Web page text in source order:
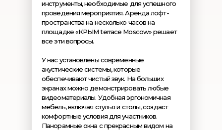
инструменты, необходимые для успешного
проведения мероприятия. Аренда лофт-
пространства на несколько часов на
площадке «КРЫМ terrace Moscow» решает
все эти вопросы.
У нас установлены современные
акустические системы, которые
обеспечивают чистый звук. На больших
экранах можно демонстрировать любые
видеоматериалы. Удобная эргономичная
мебель, включая стулья и столы, создаст
комфортные условия для участников.
Панорамные окна с прекрасным видом на